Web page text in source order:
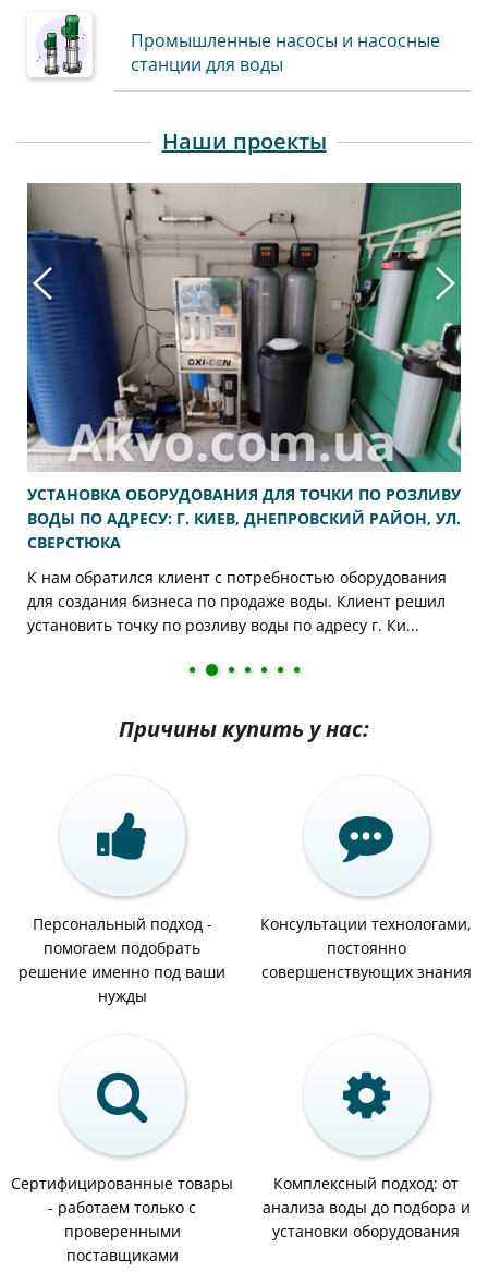
Промышленные насосы и насосные
станции для воды
Наши проекты
УСТАНОВКА ОБОРУДОВАНИЯ ДЛЯ ТОЧКИ ПО РОЗЛИВУ
ВОДЫ ПО АДРЕСУ: Г. КИЕВ, ДНЕПРОВСКИЙ РАЙОН, УЛ.
СВЕРСТЮКА
К нам обратился клиент с потребностью оборудования
для создания бизнеса по продаже воды. Клиент решил
установить точку по розливу воды по адресу г. Ки...
‹ ›
Причины купить у нас:
Персональный подход -
помогаем подобрать
решение именно под ваши
нужды
Консультации технологами,
постоянно
совершенствующих знания
Сертифицированные товары
- работаем только с
проверенными
поставщиками
Комплексный подход: от
анализа воды до подбора и
установки оборудования